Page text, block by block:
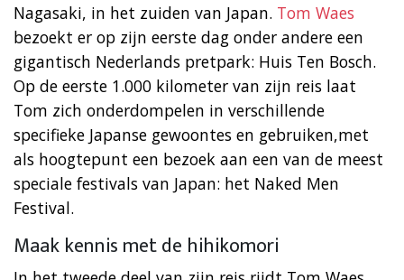
Nagasaki, in het zuiden van Japan. Tom Waes
bezoekt er op zijn eerste dag onder andere een
gigantisch Nederlands pretpark: Huis Ten Bosch.
Op de eerste 1.000 kilometer van zijn reis laat
Tom zich onderdompelen in verschillende
specifieke Japanse gewoontes en gebruiken,met
als hoogtepunt een bezoek aan een van de meest
speciale festivals van Japan: het Naked Men
Festival.
Maak kennis met de hihikomori